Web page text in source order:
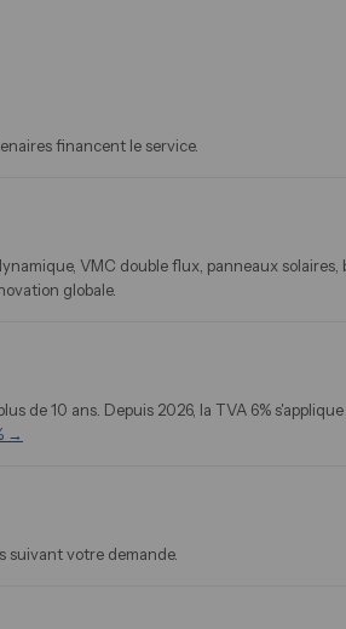
financent le service.
VMC double flux, panneaux solaires,
globale.
de 10 ans. Depuis 2026, la TVA 6%
→
suivant votre demande.